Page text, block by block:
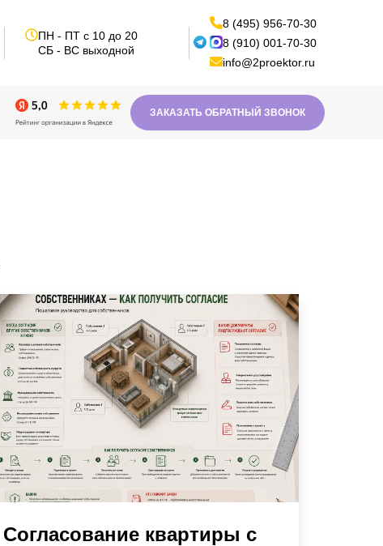
ПН - ПТ с 10 до 20
СБ - ВС выходной
8 (495) 956-70-30
8 (910) 001-70-30
info@2proektor.ru
ЗАКАЗАТЬ ОБРАТНЫЙ ЗВОНОК
Согласование квартиры с